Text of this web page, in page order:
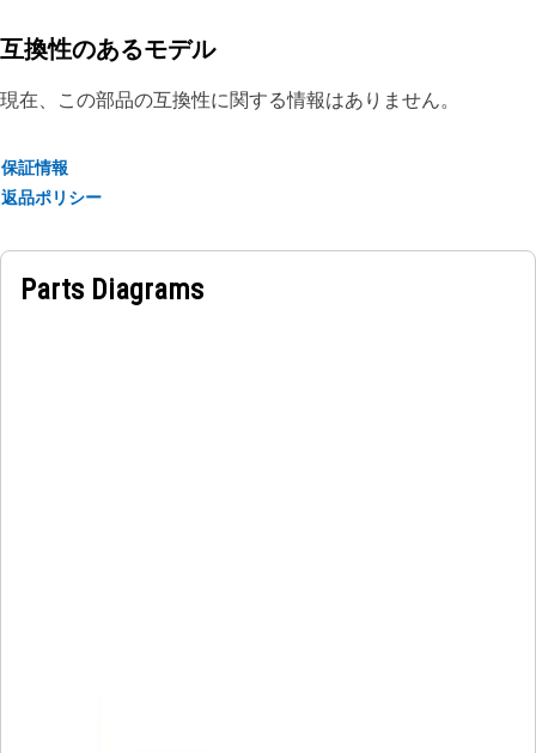
互換性のあるモデル
現在、この部品の互換性に関する情報はありません。
保証情報
返品ポリシー
Parts Diagrams